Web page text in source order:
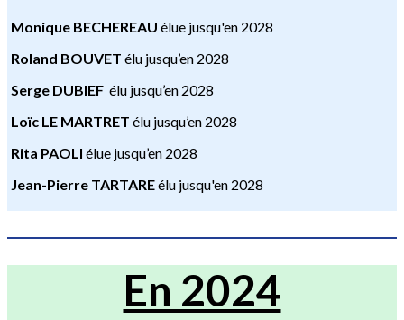
Monique BECHEREAU élue jusqu'en 2028
Roland BOUVET élu jusqu’en 2028
Serge DUBIEF élu jusqu’en 2028
Loïc LE MARTRET élu jusqu’en 2028
Rita PAOLI élue jusqu’en 2028
Jean-Pierre TARTAREélu jusqu'en 2028
En 2024